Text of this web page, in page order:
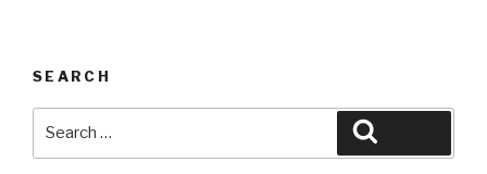
s
A
p
b
o
SEARCH